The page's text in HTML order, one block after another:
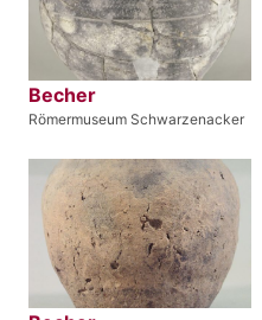
Becher
Römermuseum Schwarzenacker